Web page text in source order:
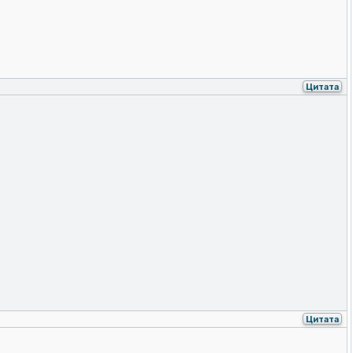
Цитата
Цитата